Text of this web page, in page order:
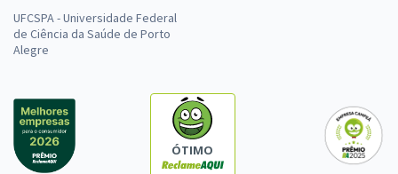
UFCSPA - Universidade Federal
de Ciência da Saúde de Porto
Alegre
ÓTIMO